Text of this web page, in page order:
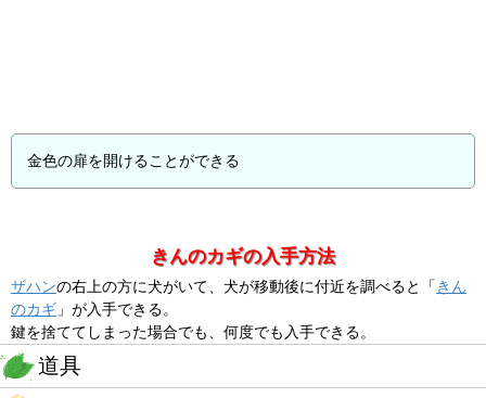
金色の扉を開けることができる
きんのカギの入手方法
ザハンの右上の方に犬がいて、犬が移動後に付近を調べると「 きん
のカギ 」が入手できる。
鍵を捨ててしまった場合でも、何度でも入手できる。
道具